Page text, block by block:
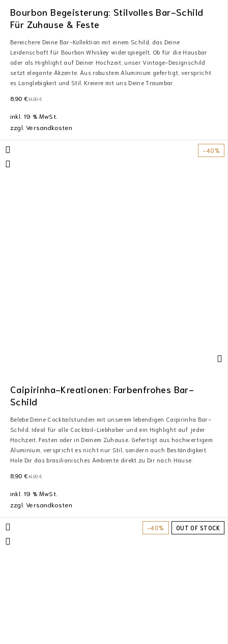
Bourbon Begeisterung: Stilvolles Bar-Schild
Für Zuhause & Feste
Bereichere Deine Bar-Kollektion mit einem Schild, das Deine
Leidenschaft für Bourbon Whiskey widerspiegelt. Ob für die Hausbar
oder als Highlight auf Deiner Hochzeit, unser Vintage-Designschild
setzt elegante Akzente. Aus robustem Aluminium gefertigt, verspricht
es Langlebigkeit und Stil. Kreiere mit uns Deine Traumbar.
14,90€
8,90 €
inkl. 19 % MwSt.
zzgl.Versandkosten
-40%
Caipirinha-Kreationen: Farbenfrohes Bar-
Schild
Belebe Deine Cocktailstunden mit unserem lebendigen Caipirinha Bar-
Schild. Ideal für alle Cocktail-Liebhaber und ein Highlight auf jeder
Hochzeit, Festen oder in Deinem Zuhause. Gefertigt aus hochwertigem
Aluminium, verspricht es nicht nur Stil, sondern auch Beständigkeit.
Hole Dir das brasilianisches Ambiente direkt zu Dir nach Hause.
14,90€
8,90 €
inkl. 19 % MwSt.
zzgl.Versandkosten
-40% OUT OF STOCK